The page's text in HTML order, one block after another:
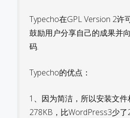
Typecho在GPL Version 2许
鼓励用户分享自己的成果并
码.
Typecho的优点：
1、因为简洁，所以安装文
278KB，比WordPress3少了